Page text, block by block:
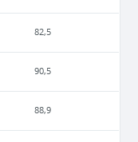
82,5
90,5
88,9